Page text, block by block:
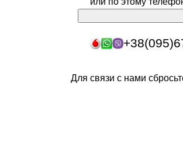
Для связи с нами